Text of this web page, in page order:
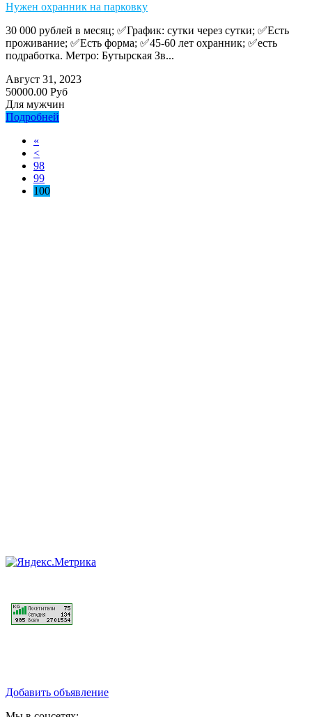
Нужен охранник на парковку
30 000 рублей в месяц; ✅График: сутки через сутки; ✅Есть
проживание; ✅Есть форма; ✅45-60 лет охранник; ✅есть
подработка. Метро: Бутырская Зв...
Август 31, 2023
50000.00 Руб
Для мужчин
Подробней
«
<
98
99
100
Добавить объявление